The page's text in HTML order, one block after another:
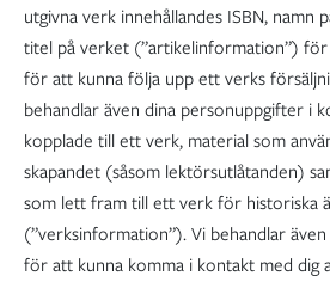
utgivna verk innehållandes ISBN, namn
titel på verket (”artikelinformation”) för
för att kunna följa upp ett verks
behandlar även dina personuppgifter i
kopplade till ett verk, material som
skapandet (såsom lektörsutlåtanden)
som lett fram till ett verk för historiska
(”verksinformation”). Vi behandlar
för att kunna komma i kontakt med dig